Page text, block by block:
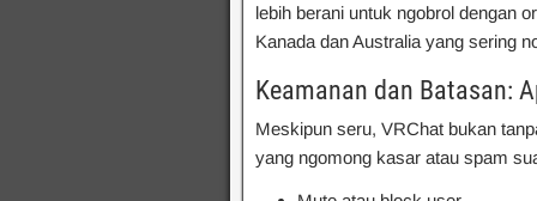
lebih berani untuk ngobrol dengan
Kanada dan Australia yang sering
Keamanan dan Batasan:
Meskipun seru, VRChat bukan
yang ngomong kasar atau spam